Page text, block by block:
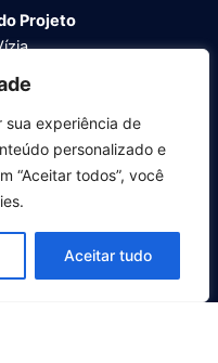
sua experiência de
personalizado e
“Aceitar todos”, você
Aceitar tudo
Projeto
Höfling
o Desenvolvimento